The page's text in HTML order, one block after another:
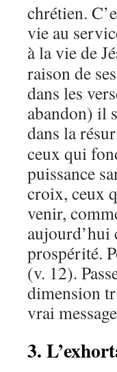
chrétien.
vie au
à la vie de
raison de
dans les
abandon) il
dans la
ceux qui
puissance
croix, ceux
venir,
aujourd’hui
prospérité.
(v. 12).
dimension
vrai
3.